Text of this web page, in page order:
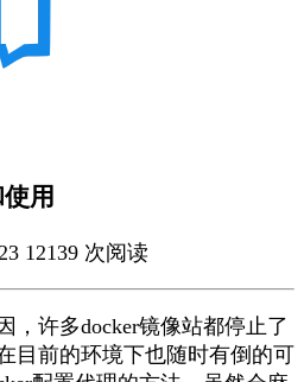
用
12139 次阅读
，许多docker镜像站都停止了
目前的环境下也随时有倒的可